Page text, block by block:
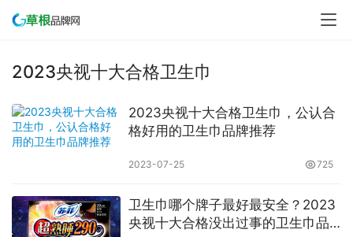
2023央视十大合格卫生巾
2023央视十大合格卫生巾，公认合
格好用的卫生巾品牌推荐
2023-07-25 725
卫生巾哪个牌子最好最安全？2023
央视十大合格没出过事的卫生巾品